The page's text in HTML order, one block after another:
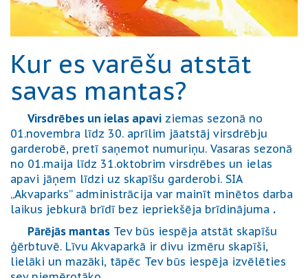
Kur es varēšu atstāt
savas mantas?
Virsdrēbes un ielas apavi ziemas sezonā no
01.novembra līdz 30. aprīlim jāatstāj virsdrēbju
garderobē, pretī saņemot numuriņu. Vasaras sezonā
no 01.maija līdz 31.oktobrim virsdrēbes un ielas
apavi jāņem līdzi uz skapīšu garderobi. SIA
„Akvaparks” administrācija var mainīt minētos darba
laikus jebkurā brīdī bez iepriekšēja brīdinājuma .
Pārējās mantas Tev būs iespēja atstāt skapīšu
ģērbtuvē. Līvu Akvaparkā ir divu izmēru skapīši,
lielāki un mazāki, tāpēc Tev būs iespēja izvēlēties